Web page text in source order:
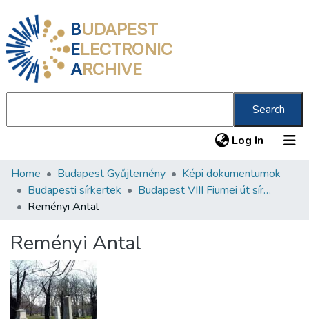
BUDAPEST
ELECTRONIC
ARCHIVE
Search
Log In (current)
Communities & Collections
All of DSpace
About us
Home Budapest Gyűjtemény
Képi dokumentumok
Budapesti sírkertek
Budapest VIII Fiumei út sírkert 1. rész
Reményi Antal
Reményi Antal